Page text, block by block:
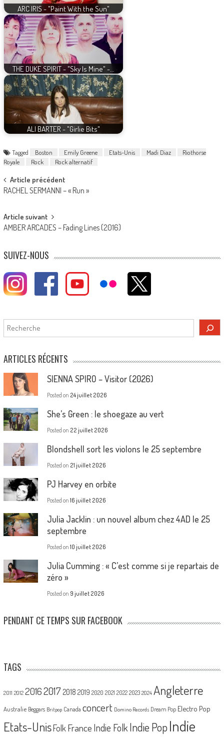
ARC IRIS - "Paint With the Sun"
THE DUKE SPIRIT - "Sky Is Mine" -…
ALI BARTER - "Girlie Bits"
Tagged Boston Emily Greene Etats-Unis Madi Diaz
Riothorse
Royale
Rock Rock alternatif
Post
navigation
Article précédent
RACHEL SERMANNI – « Run »
Article suivant
AMBER ARCADES – Fading Lines (2016)
SUIVEZ-NOUS
Rechercher
ARTICLES RÉCENTS
SIENNA SPIRO – Visitor (2026)
Posted on 24 juillet 2026
She’s Green : le shoegaze au vert
Posted on 22 juillet 2026
Blondshell sort les violons le 25 septembre
Posted on 21 juillet 2026
PJ Harvey en orbite
Posted on 16 juillet 2026
Julia Jacklin : un nouvel album chez 4AD le 25
septembre
Posted on 10 juillet 2026
Julia Cumming : « C’est comme si je repartais de
zéro »
Posted on 9 juillet 2026
PENDANT CE TEMPS SUR FACEBOOK
TAGS
2011 2012 20162017 2018 2019 2020 2021 2022 2023 2024 Angleterre
Australie Beggars Britpop Canada concert Domino Records Dream Pop Electro Pop
Etats-UnisFolk France Indie Folk Indie PopIndie